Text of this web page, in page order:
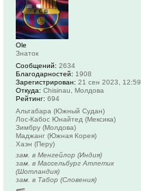
Ole
Знаток
Сообщений: 2634
Благодарностей: 1908
Зарегистрирован: 21 сен 2023, 12:59
Откуда: Chisinau, Молдова
Рейтинг: 694
Альтабара (Южный Судан)
Лос-Кабос Юнайтед (Мексика)
Зимбру (Молдова)
Маджанг (Южная Корея)
Хаэн (Перу)
зам. в Менгейлор (Индия)
зам. в Массельбург Атлетик
(Шотландия)
зам. в Табор (Словения)